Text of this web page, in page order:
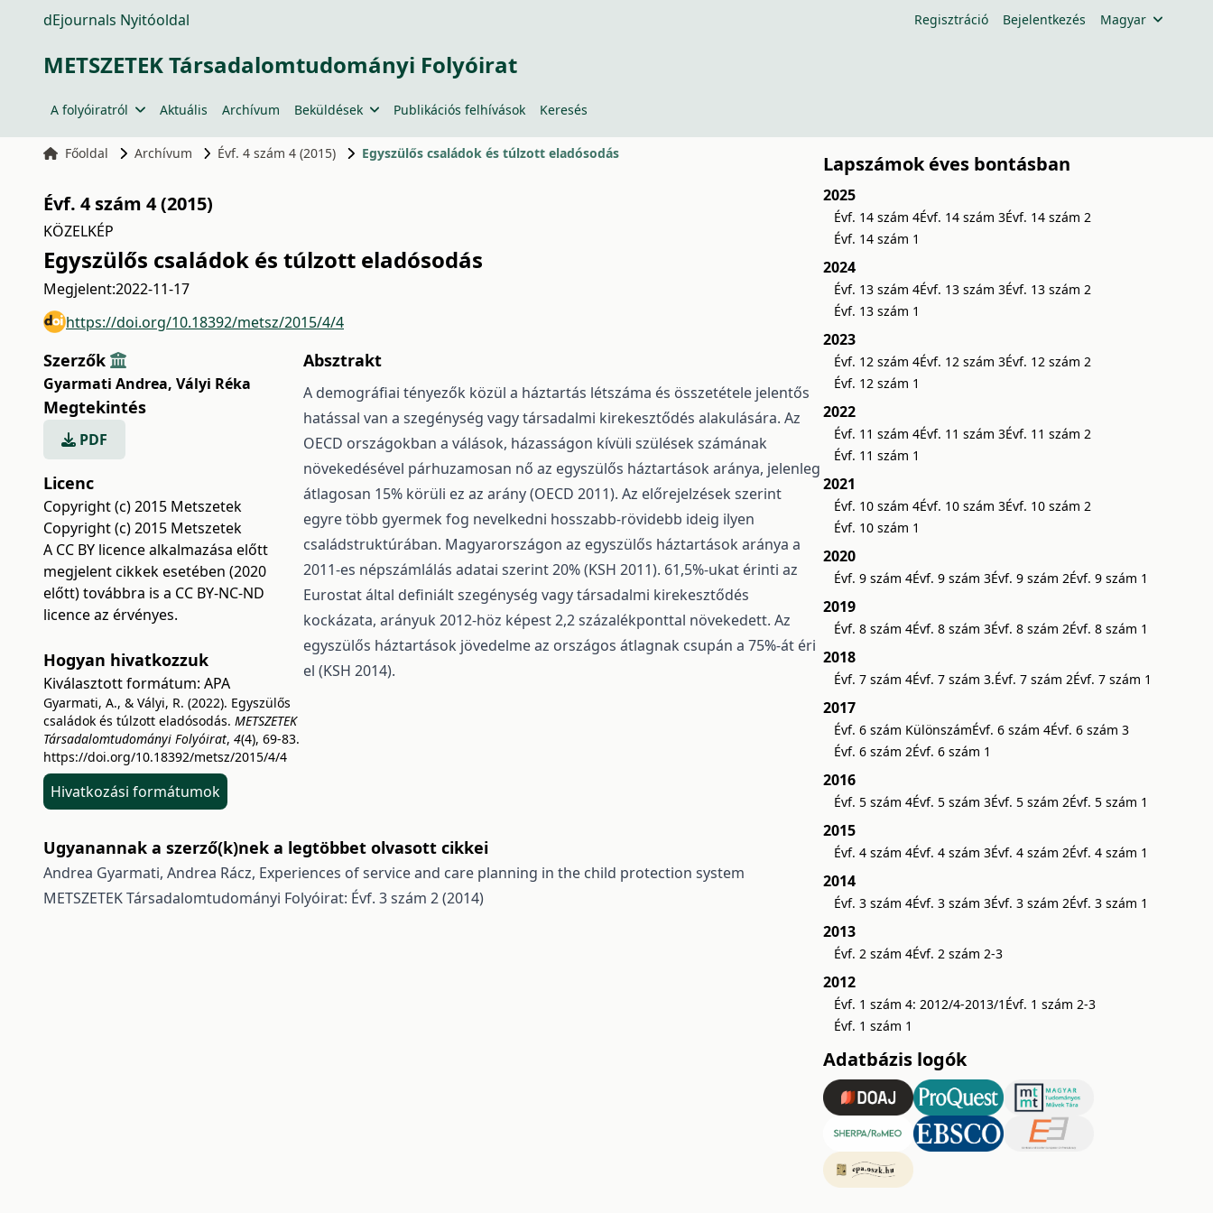
dEjournals Nyitóoldal Regisztráció Bejelentkezés Magyar
METSZETEK Társadalomtudományi Folyóirat
A folyóiratról Aktuális Archívum Beküldések Publikációs felhívások Keresés
Főoldal Archívum Évf. 4 szám 4 (2015) Egyszülős családok és túlzott eladósodás
Évf. 4 szám 4 (2015)
KÖZELKÉP
Egyszülős családok és túlzott eladósodás
Megjelent:2022-11-17
https://doi.org/10.18392/metsz/2015/4/4
Szerzők
Gyarmati Andrea, Vályi Réka
Megtekintés
PDF
Licenc
Copyright (c) 2015 Metszetek
Copyright (c) 2015 Metszetek
A CC BY licence alkalmazása előtt
megjelent cikkek esetében (2020
előtt) továbbra is a CC BY-NC-ND
licence az érvényes.
Hogyan hivatkozzuk
Kiválasztott formátum: APA
Gyarmati, A., & Vályi, R. (2022). Egyszülős
családok és túlzott eladósodás. METSZETEK
Társadalomtudományi Folyóirat, 4(4), 69-83.
https://doi.org/10.18392/metsz/2015/4/4
Hivatkozási formátumok
Absztrakt
A demográfiai tényezők közül a háztartás létszáma és összetétele jelentős
hatással van a szegénység vagy társadalmi kirekesztődés alakulására. Az
OECD országokban a válások, házasságon kívüli szülések számának
növekedésével párhuzamosan nő az egyszülős háztartások aránya, jelenleg
átlagosan 15% körüli ez az arány (OECD 2011). Az előrejelzések szerint
egyre több gyermek fog nevelkedni hosszabb-rövidebb ideig ilyen
családstruktúrában. Magyarországon az egyszülős háztartások aránya a
2011-es népszámlálás adatai szerint 20% (KSH 2011). 61,5%-ukat érinti az
Eurostat által definiált szegénység vagy társadalmi kirekesztődés
kockázata, arányuk 2012-höz képest 2,2 százalékponttal növekedett. Az
egyszülős háztartások jövedelme az országos átlagnak csupán a 75%-át éri
el (KSH 2014).
Ugyanannak a szerző(k)nek a legtöbbet olvasott cikkei
Andrea Gyarmati, Andrea Rácz, Experiences of service and care planning in the child protection system
METSZETEK Társadalomtudományi Folyóirat: Évf. 3 szám 2 (2014)
Lapszámok éves bontásban
2025
Évf. 14 szám 4Évf. 14 szám 3Évf. 14 szám 2
Évf. 14 szám 1
2024
Évf. 13 szám 4Évf. 13 szám 3Évf. 13 szám 2
Évf. 13 szám 1
2023
Évf. 12 szám 4Évf. 12 szám 3Évf. 12 szám 2
Évf. 12 szám 1
2022
Évf. 11 szám 4Évf. 11 szám 3Évf. 11 szám 2
Évf. 11 szám 1
2021
Évf. 10 szám 4Évf. 10 szám 3Évf. 10 szám 2
Évf. 10 szám 1
2020
Évf. 9 szám 4Évf. 9 szám 3Évf. 9 szám 2Évf. 9 szám 1
2019
Évf. 8 szám 4Évf. 8 szám 3Évf. 8 szám 2Évf. 8 szám 1
2018
Évf. 7 szám 4Évf. 7 szám 3.Évf. 7 szám 2Évf. 7 szám 1
2017
Évf. 6 szám KülönszámÉvf. 6 szám 4Évf. 6 szám 3
Évf. 6 szám 2Évf. 6 szám 1
2016
Évf. 5 szám 4Évf. 5 szám 3Évf. 5 szám 2Évf. 5 szám 1
2015
Évf. 4 szám 4Évf. 4 szám 3Évf. 4 szám 2Évf. 4 szám 1
2014
Évf. 3 szám 4Évf. 3 szám 3Évf. 3 szám 2Évf. 3 szám 1
2013
Évf. 2 szám 4Évf. 2 szám 2-3
2012
Évf. 1 szám 4: 2012/4-2013/1 Évf. 1 szám 2-3
Évf. 1 szám 1
Adatbázis logók